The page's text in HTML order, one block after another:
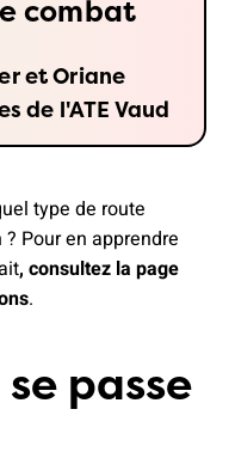
combat
et Oriane
de l'ATE Vaud
type de route
Pour en apprendre
, consultez la page
.
passe